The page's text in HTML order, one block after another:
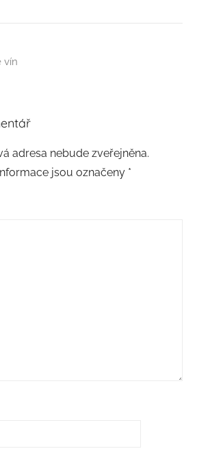
vín
adresa nebude zveřejněna.
jsou označeny *